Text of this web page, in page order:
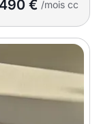
490 € /mois cc